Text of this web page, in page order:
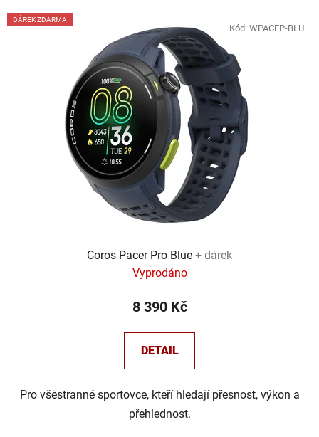
DÁREK ZDARMA
Coros Pacer Pro Blue + dárek
Vyprodáno
8 390 Kč
DETAIL
Pro všestranné sportovce, kteří hledají přesnost, výkon a
přehlednost.
Kód: WPACEP-BLU